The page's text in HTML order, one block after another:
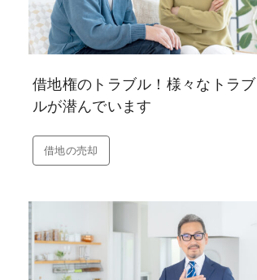
借地権のトラブル！様々なトラブ
ルが潜んでいます
借地の売却